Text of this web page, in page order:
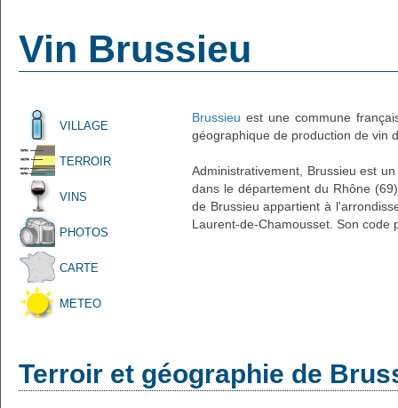
Vin Brussieu
VILLAGE
TERROIR
VINS
PHOTOS
CARTE
METEO
Brussieu est une commune
géographique de production de vin
Administrativement, Brussieu est
dans le département du Rhône
de Brussieu appartient à
Laurent-de-Chamousset. Son code
Terroir et géographie de